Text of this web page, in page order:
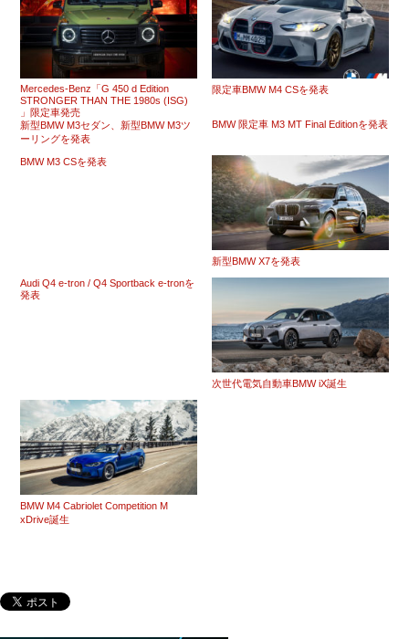
Mercedes-Benz「G 450 d Edition
STRONGER THAN THE 1980s (ISG)
」限定車発売
限定車BMW M4 CSを発表
新型BMW M3セダン、新型BMW M3ツ
ーリングを発表
BMW 限定車 M3 MT Final Editionを発表
BMW M3 CSを発表
新型BMW X7を発表
Audi Q4 e-tron / Q4 Sportback e-tronを
発表
次世代電気自動車BMW iX誕生
BMW M4 Cabriolet Competition M
xDrive誕生